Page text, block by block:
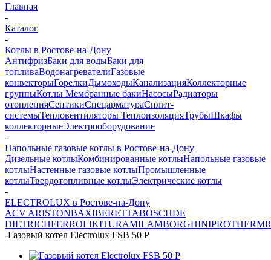
Главная
-
Каталог
-
Котлы в Ростове-на-Дону
АнтифризБаки для водыБаки для
топливаВодонагревателиГазовые
конвекторыГорелкиДымоходыКанализацияКоллекторные
группыКотлы Мембранные бакиНасосыРадиаторы
отопленияСептикиСпецарматураСплит-
системыТепловентиляторы ТеплоизоляцияТрубыШкафы
коллекторныеЭлектрооборудование
-
Напольные газовые котлы в Ростове-на-Дону
Дизельные котлыКомбинированные котлыНапольные газовые
котлыНастенные газовые котлыПромышленные
котлыТвердотопливные котлыЭлектрические котлы
-
ELECTROLUX в Ростове-на-Дону
ACV ARISTONBAXIBERETTABOSCHDE
DIETRICHFERROLIKITURAMILAMBORGHINIPROTHERM
-Газовый котел Electrolux FSB 50 P